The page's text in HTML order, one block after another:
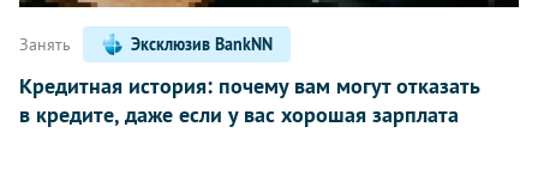
Занять Эксклюзив BankNN
Кредитная история: почему вам могут отказать
в кредите, даже если у вас хорошая зарплата